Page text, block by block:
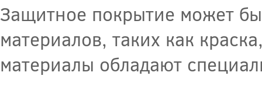
Защитное покрытие может
материалов, таких как
материалы обладают